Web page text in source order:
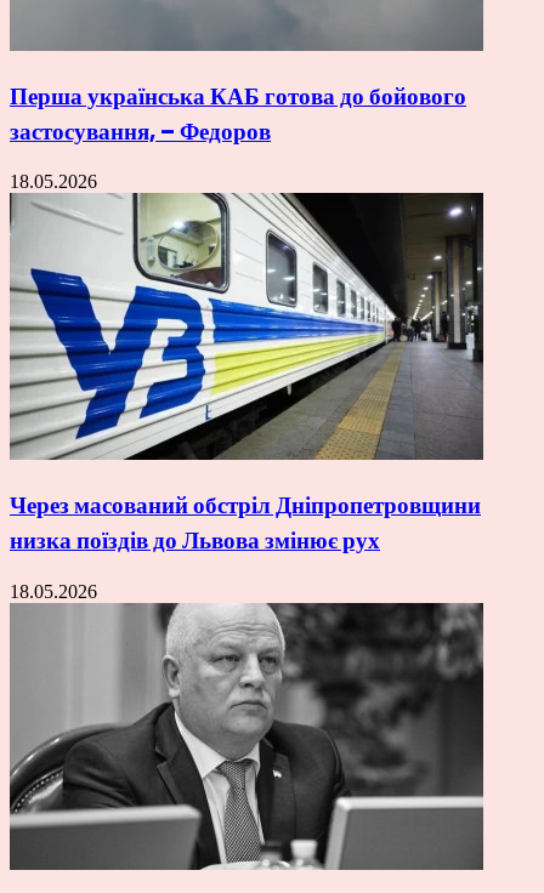
Перша українська КАБ готова до бойового
застосування, – Федоров
18.05.2026
Через масований обстріл Дніпропетровщини
низка поїздів до Львова змінює рух
18.05.2026